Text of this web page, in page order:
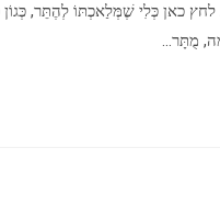
כאן כְּלִי שֶׁמְּלַאכְתּוֹ לְהֶתֵּר,
מֻתָּר…